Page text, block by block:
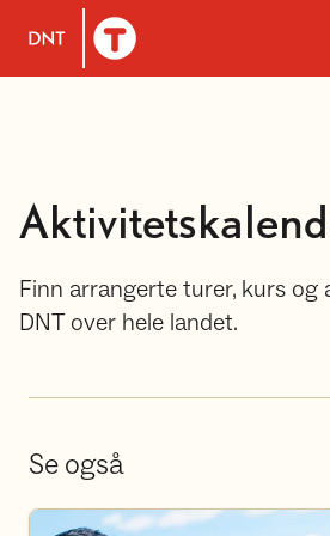
Til DNT.no forside
Finn arrangerte turer, kurs og
DNT over hele landet.
Se også
Bli frivillig